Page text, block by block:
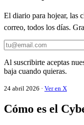
El diario para hojear, las
correo, todos los días.
Al suscribirte aceptas
baja cuando quieras.
24 abril 2026 · Ver en X
Cómo es el